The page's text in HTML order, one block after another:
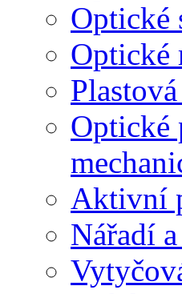
Optické
Optické
Optické
Aktivní
Nářadí